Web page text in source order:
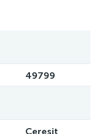
49799
Ceresit